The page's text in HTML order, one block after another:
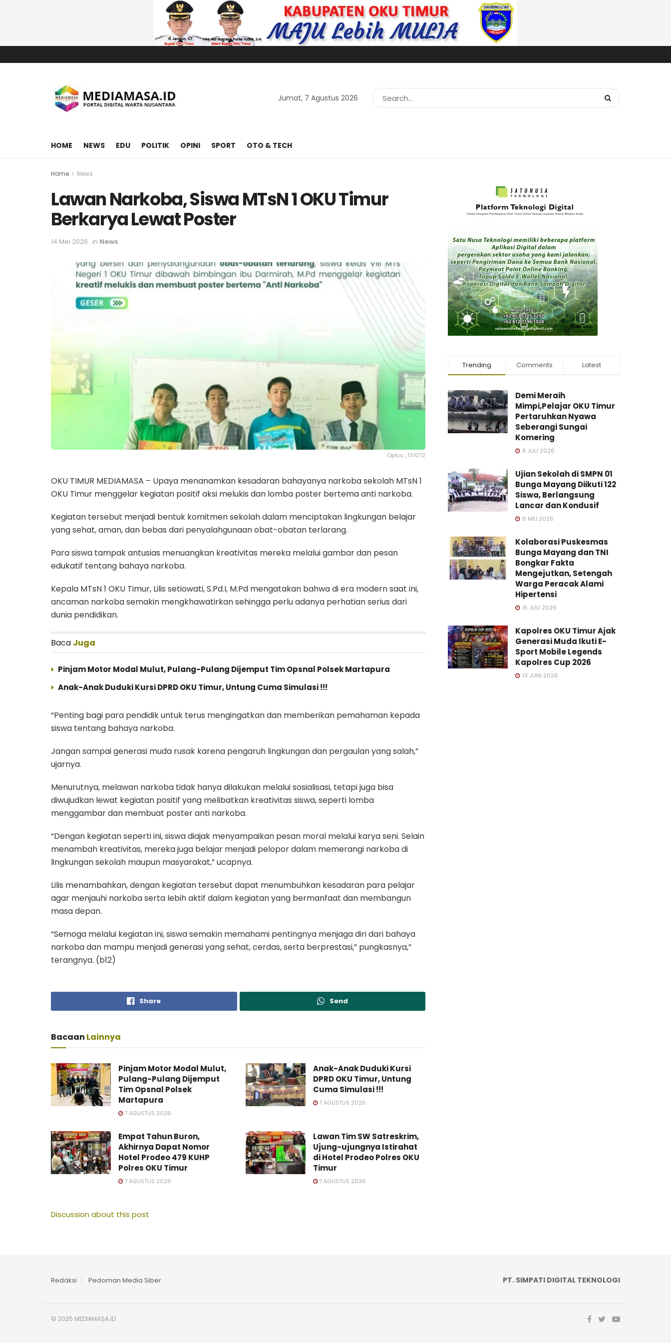
Jumat, 7 Agustus 2026
HOME NEWS EDU POLITIK OPINI SPORT OTO & TECH
Home News
Lawan Narkoba, Siswa MTsN 1 OKU Timur
Berkarya Lewat Poster
14 Mei 2026 in News
Oplus_131072
OKU TIMUR MEDIAMASA – Upaya menanamkan kesadaran bahayanya narkoba sekolah MTsN 1
OKU Timur menggelar kegiatan positif aksi melukis dan lomba poster bertema anti narkoba.
Kegiatan tersebut menjadi bentuk komitmen sekolah dalam menciptakan lingkungan belajar
yang sehat, aman, dan bebas dari penyalahgunaan obat-obatan terlarang.
Para siswa tampak antusias menuangkan kreativitas mereka melalui gambar dan pesan
edukatif tentang bahaya narkoba.
Kepala MTsN 1 OKU Timur, Lilis setiowati, S.Pd.I, M.Pd mengatakan bahwa di era modern saat ini,
ancaman narkoba semakin mengkhawatirkan sehingga perlu adanya perhatian serius dari
dunia pendidikan.
Baca Juga
Pinjam Motor Modal Mulut, Pulang-Pulang Dijemput Tim Opsnal Polsek Martapura
Anak-Anak Duduki Kursi DPRD OKU Timur, Untung Cuma Simulasi !!!
“Penting bagi para pendidik untuk terus mengingatkan dan memberikan pemahaman kepada
siswa tentang bahaya narkoba.
Jangan sampai generasi muda rusak karena pengaruh lingkungan dan pergaulan yang salah,”
ujarnya.
Menurutnya, melawan narkoba tidak hanya dilakukan melalui sosialisasi, tetapi juga bisa
diwujudkan lewat kegiatan positif yang melibatkan kreativitas siswa, seperti lomba
menggambar dan membuat poster anti narkoba.
“Dengan kegiatan seperti ini, siswa diajak menyampaikan pesan moral melalui karya seni. Selain
menambah kreativitas, mereka juga belajar menjadi pelopor dalam memerangi narkoba di
lingkungan sekolah maupun masyarakat,” ucapnya.
Lilis menambahkan, dengan kegiatan tersebut dapat menumbuhkan kesadaran para pelajar
agar menjauhi narkoba serta lebih aktif dalam kegiatan yang bermanfaat dan membangun
masa depan.
“Semoga melalui kegiatan ini, siswa semakin memahami pentingnya menjaga diri dari bahaya
narkoba dan mampu menjadi generasi yang sehat, cerdas, serta berprestasi,” pungkasnya,”
terangnya. (b12)
Share Send
Bacaan Lainnya
Pinjam Motor Modal Mulut,
Pulang-Pulang Dijemput
Tim Opsnal Polsek
Martapura
7 AGUSTUS 2026
Anak-Anak Duduki Kursi
DPRD OKU Timur, Untung
Cuma Simulasi !!!
7 AGUSTUS 2026
Empat Tahun Buron,
Akhirnya Dapat Nomor
Hotel Prodeo 479 KUHP
Polres OKU Timur
7 AGUSTUS 2026
Lawan Tim SW Satreskrim,
Ujung-ujungnya Istirahat
di Hotel Prodeo Polres OKU
Timur
7 AGUSTUS 2026
Discussion about this post
Trending Comments Latest
Demi Meraih
Mimpi,Pelajar OKU Timur
Pertaruhkan Nyawa
Seberangi Sungai
Komering
8 JULI 2026
Ujian Sekolah di SMPN 01
Bunga Mayang Diikuti 122
Siswa, Berlangsung
Lancar dan Kondusif
6 MEI 2026
Kolaborasi Puskesmas
Bunga Mayang dan TNI
Bongkar Fakta
Mengejutkan, Setengah
Warga Peracak Alami
Hipertensi
15 JULI 2026
Kapolres OKU Timur Ajak
Generasi Muda Ikuti E-
Sport Mobile Legends
Kapolres Cup 2026
13 JUNI 2026
Redaksi Pedoman Media Siber PT. SIMPATI DIGITAL TEKNOLOGI
© 2025 MEDIAMASA.ID